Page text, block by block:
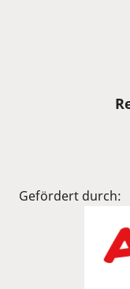
Gefördert durch: